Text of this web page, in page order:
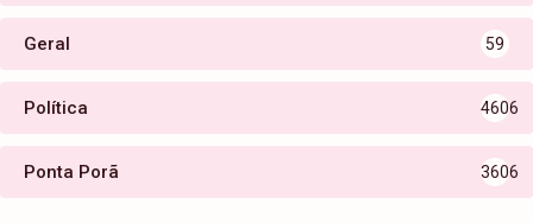
Geral 59
Política 4606
Ponta Porã 3606